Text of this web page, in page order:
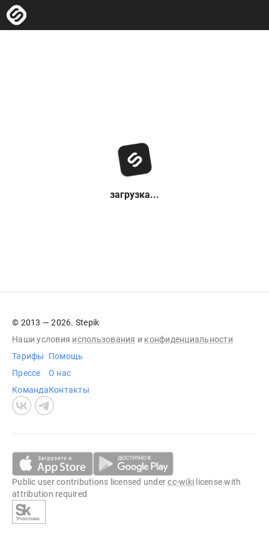
загрузка...
© 2013 — 2026. Stepik
Наши условия использования и конфиденциальности
Тарифы
Прессе
Команда
Помощь
О нас
Контакты
Public user contributions licensed undercc-wiki license with
attribution required